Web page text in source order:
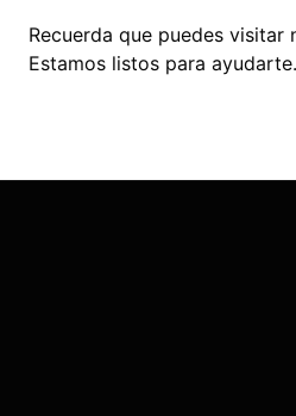
Recuerda que puedes visitar
Estamos listos para ayudarte.